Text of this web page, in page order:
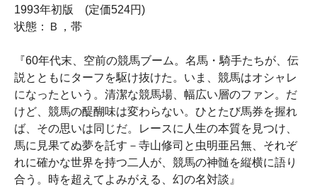
1993年初版 (定価524円)
状態：Ｂ，帯
『60年代末、空前の競馬ブーム。名馬・騎手たちが、伝
説とともにターフを駆け抜けた。いま、競馬はオシャレ
になったという。清潔な競馬場、幅広い層のファン。だ
けど、競馬の醍醐味は変わらない。ひとたび馬券を握れ
ば、その思いは同じだ。レースに人生の本質を見つけ、
馬に見果てぬ夢を託す－寺山修司と虫明亜呂無、それぞ
れに確かな世界を持つ二人が、競馬の神髄を縦横に語り
合う。時を超えてよみがえる、幻の名対談』